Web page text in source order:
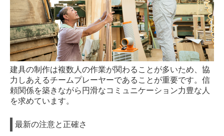
建具の制作は複数人の作業が関わることが多いため、協
力しあえるチームプレーヤーであることが重要です。信
頼関係を築きながら円滑なコミュニケーション力豊な人
を求めています。
最新の注意と正確さ